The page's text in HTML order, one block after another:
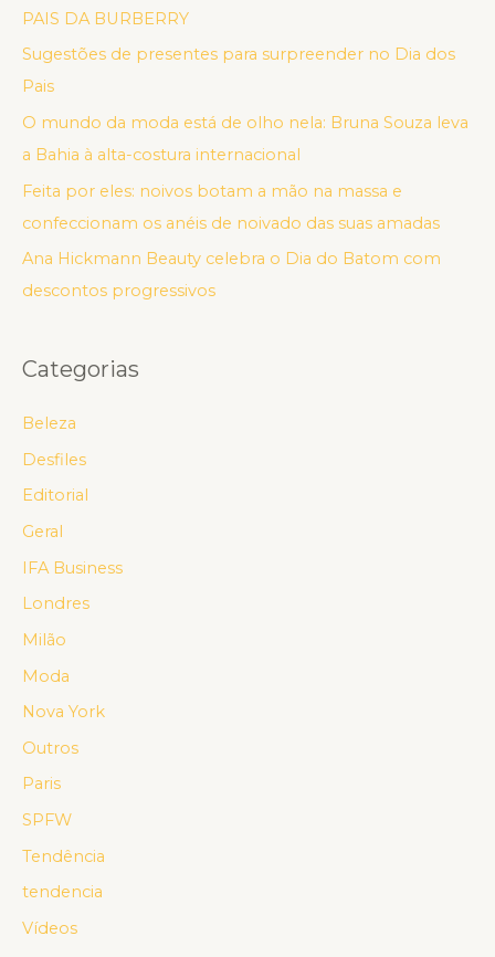
PAIS DA BURBERRY
Sugestões de presentes para surpreender no Dia dos
Pais
O mundo da moda está de olho nela: Bruna Souza leva
a Bahia à alta-costura internacional
Feita por eles: noivos botam a mão na massa e
confeccionam os anéis de noivado das suas amadas
Ana Hickmann Beauty celebra o Dia do Batom com
descontos progressivos
Categorias
Beleza
Desfiles
Editorial
Geral
IFA Business
Londres
Milão
Moda
Nova York
Outros
Paris
SPFW
Tendência
tendencia
Vídeos